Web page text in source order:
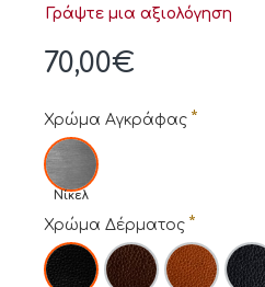
Γράψτε μια αξιολόγηση
70,00€
Χρώμα Αγκράφας
Νίκελ
Χρώμα Δέρματος